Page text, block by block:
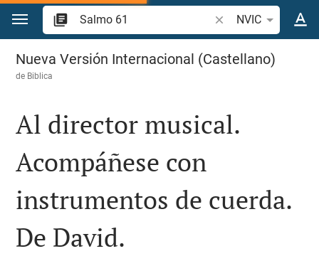
Ir a un contenido
Buscar versículo
NVIC
Salmo 61
Nueva Versión Internacional (Castellano)
de Biblica
Al director musical.
Acompáñese con
instrumentos de cuerda.
De David.